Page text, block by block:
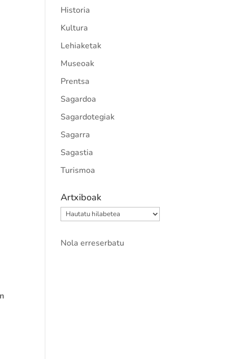
Historia
Kultura
Lehiaketak
Museoak
Prentsa
Sagardoa
Sagardotegiak
Sagarra
Sagastia
Turismoa
Artxiboak
Artxiboak
Nola erreserbatu